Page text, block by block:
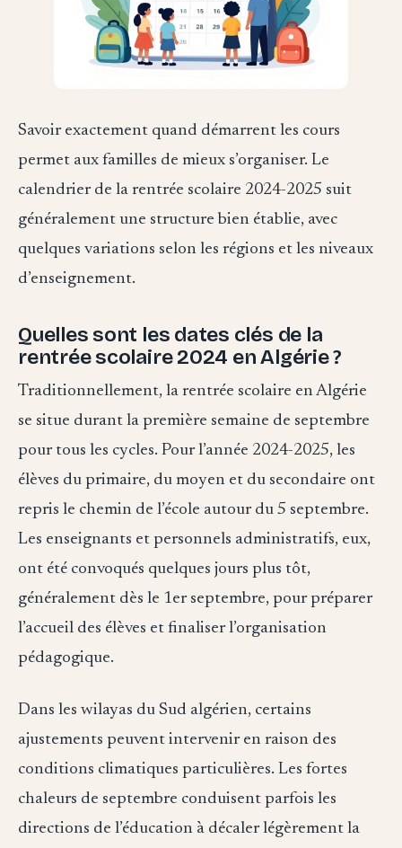
Savoir exactement quand démarrent les cours
permet aux familles de mieux s’organiser. Le
calendrier de la rentrée scolaire 2024-2025 suit
généralement une structure bien établie, avec
quelques variations selon les régions et les niveaux
d’enseignement.
Quelles sont les dates clés de la
rentrée scolaire 2024 en Algérie ?
Traditionnellement, la rentrée scolaire en Algérie
se situe durant la première semaine de septembre
pour tous les cycles. Pour l’année 2024-2025, les
élèves du primaire, du moyen et du secondaire ont
repris le chemin de l’école autour du 5 septembre.
Les enseignants et personnels administratifs, eux,
ont été convoqués quelques jours plus tôt,
généralement dès le 1er septembre, pour préparer
l’accueil des élèves et finaliser l’organisation
pédagogique.
Dans les wilayas du Sud algérien, certains
ajustements peuvent intervenir en raison des
conditions climatiques particulières. Les fortes
chaleurs de septembre conduisent parfois les
directions de l’éducation à décaler légèrement la